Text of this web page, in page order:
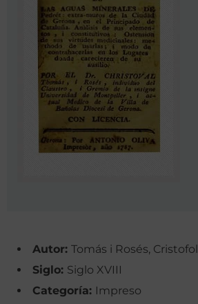
Autor: Tomás i Rosés, Cristofol
Siglo: Siglo XVIII
Categoría: Impreso